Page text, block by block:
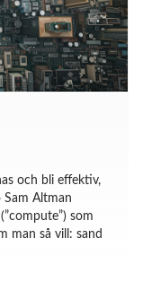
och bli effektiv,
Sam Altman
som
man så vill: sand